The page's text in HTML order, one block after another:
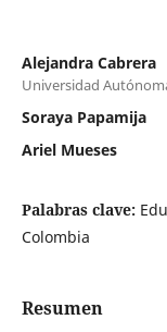
Alejandra Cabrera
Universidad
Soraya Papamija
Ariel Mueses
Palabras clave:
Colombia
Resumen